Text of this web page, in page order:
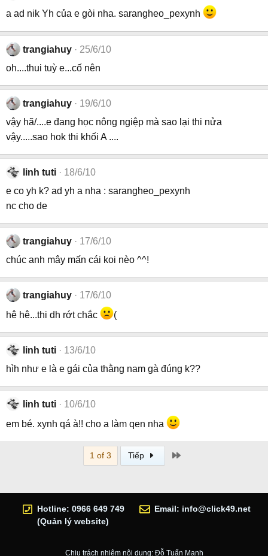
a ad nik Yh của e gòi nha. sarangheo_pexynh
trangiahuy
25/6/10
oh....thui tuỳ e...cố nên
trangiahuy
19/6/10
vậy hã/....e đang học nông ngiệp mà sao lại thi nửa
vậy.....sao hok thi khối A ....
linh tuti
18/6/10
e co yh k? ad yh a nha : sarangheo_pexynh
nc cho de
trangiahuy
17/6/10
chúc anh mây mấn cái koi nèo ^^!
trangiahuy
17/6/10
hê hê...thi dh rớt chắc
(
linh tuti
13/6/10
hìh như e là e gái của thằng nam gà đúng k??
linh tuti
10/6/10
em bé. xynh qá à!! cho a làm qen nha
1 of 3 Tiếp
Hotline: 0966 649 749
(Quản lý website)
Email: info@click49.net
Chịu trách nhiệm nội dung: Đỗ Tuấn Mạnh